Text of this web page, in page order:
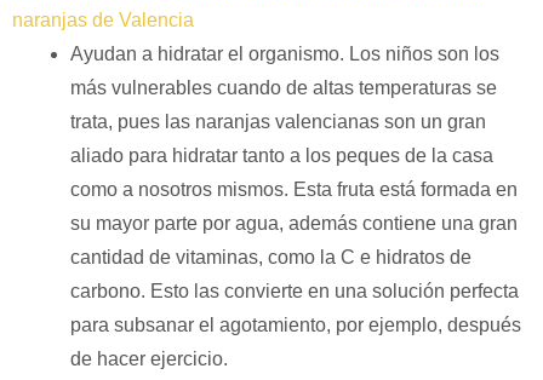
naranjas de Valencia
Ayudan a hidratar el organismo. Los niños son los
más vulnerables cuando de altas temperaturas se
trata, pues las naranjas valencianas son un gran
aliado para hidratar tanto a los peques de la casa
como a nosotros mismos. Esta fruta está formada en
su mayor parte por agua, además contiene una gran
cantidad de vitaminas, como la C e hidratos de
carbono. Esto las convierte en una solución perfecta
para subsanar el agotamiento, por ejemplo, después
de hacer ejercicio.